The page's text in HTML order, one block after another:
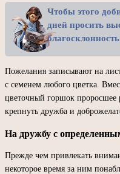
Чтобы этого
дней просить
Пожелания записывают на
с семенем любого цветка.
цветочный горшок проросшее
крепнуть дружба и
На дружбу с
Прежде чем привлекать
некоторое время за ним